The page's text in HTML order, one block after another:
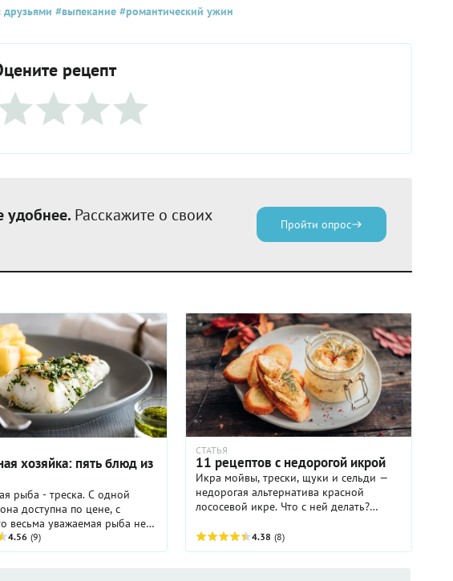
друзьями #выпекание #романтический ужин
рецепт
удобнее. Расскажите о своих
Пройти опрос
хозяйка: пять блюд из
рыба - треска. С одной
доступна по цене, с
весьма уважаемая рыба не
стране, но и в Европе, и
А кулинарный
4.56 (9)
СТАТЬЯ
11 рецептов с недорогой икрой
Икра мойвы, трески, щуки и сельди —
недорогая альтернатива красной
лососевой икре. Что с ней делать?
непосредственно участвовать в
приготовлении блюд, ...
4.38 (8)